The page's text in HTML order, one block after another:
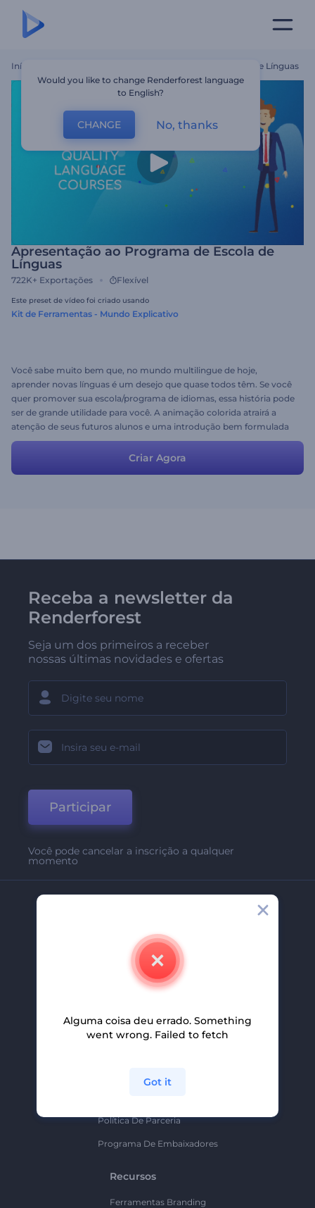
Início Apresentação Ao Programa De Escola De Línguas
Apresentação ao Programa de Escola de
Línguas
722K+ Exportações Flexível
Este preset de vídeo foi criado usando
Kit de Ferramentas - Mundo Explicativo
Você sabe muito bem que, no mundo multilingue de hoje,
aprender novas línguas é um desejo que quase todos têm. Se você
quer promover sua escola/programa de idiomas, essa história pode
ser de grande utilidade para você. A animação colorida atrairá a
atenção de seus futuros alunos e uma introdução bem formulada
levará a um interesse crescente em sua escola/curso. Pegue a
história como ela é ou modifique o roteiro e as cenas um
pouquinho e você terá seu vídeo promocional encantador com o
Criar Agora
Receba a newsletter da
Renderforest
Seja um dos primeiros a receber
nossas últimas novidades e ofertas
Participar
Você pode cancelar a inscrição a qualquer
momento
Contate-Nos
Carreiras
Programa De Afiliados
Política De Parceria
Programa De Embaixadores
Recursos
Ferramentas Branding
Would you like to change Renderforest language
to English?
CHANGE No, thanks
Alguma coisa deu errado. Something
went wrong. Failed to fetch
Got it